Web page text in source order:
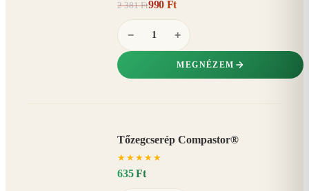
2 381 Ft990 Ft
− +
MEGNÉZEM
Tőzegcserép Compastor®
★ ★ ★ ★ ★
635 Ft